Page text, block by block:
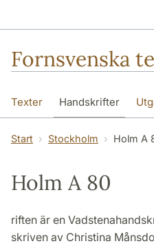
Fornsvenska
Texter Handskrifter
Start Stockholm Holm A
Holm A 80
riften är en
skriven av Christina